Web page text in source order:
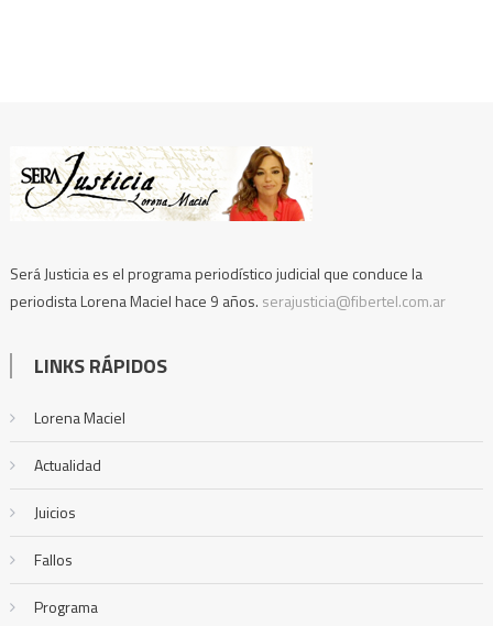
Será Justicia es el programa periodístico judicial que conduce la
periodista Lorena Maciel hace 9 años. serajusticia@fibertel.com.ar
LINKS RÁPIDOS
Lorena Maciel
Actualidad
Juicios
Fallos
Programa